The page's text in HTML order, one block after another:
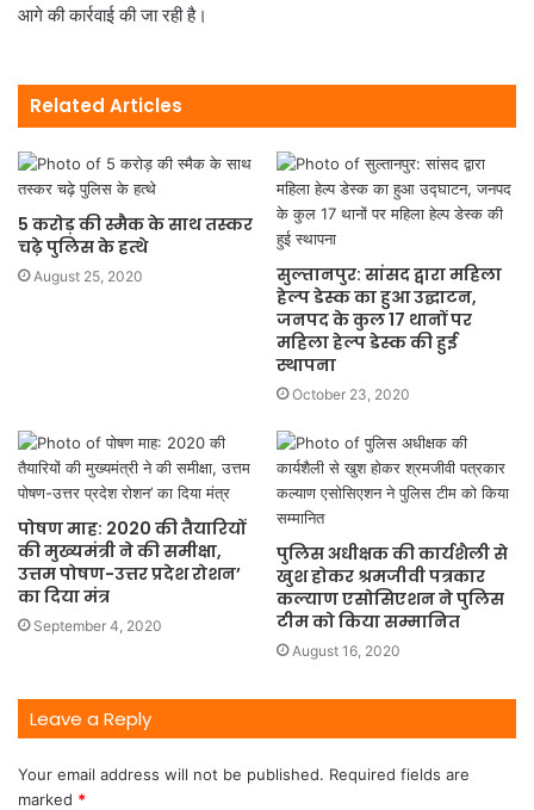
आगे की कार्रवाई की जा रही है।
Related Articles
5 करोड़ की स्मैक के साथ तस्कर
चढ़े पुलिस के हत्थे
August 25, 2020
सुल्तानपुर: सांसद द्वारा महिला
हेल्प डेस्क का हुआ उद्घाटन,
जनपद के कुल 17 थानों पर
महिला हेल्प डेस्क की हुई
स्थापना
October 23, 2020
पोषण माह: 2020 की तैयारियों
की मुख्यमंत्री ने की समीक्षा,
उत्तम पोषण-उत्तर प्रदेश रोशन’
का दिया मंत्र
September 4, 2020
पुलिस अधीक्षक की कार्यशैली से
खुश होकर श्रमजीवी पत्रकार
कल्याण एसोसिएशन ने पुलिस
टीम को किया सम्मानित
August 16, 2020
Leave a Reply
Your email address will not be published. Required fields are
marked *